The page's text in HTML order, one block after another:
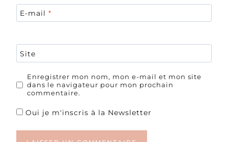
E-mail *
Site
Enregistrer mon nom, mon e-mail et mon site
dans le navigateur pour mon prochain
commentaire.
Oui je m'inscris à la Newsletter